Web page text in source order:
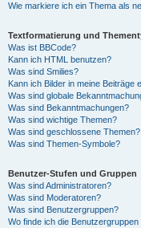
Wie markiere ich ein Thema als
Textformatierung und
Was ist BBCode?
Kann ich HTML benutzen?
Was sind Smilies?
Kann ich Bilder in meine Beiträge
Was sind globale
Was sind Bekanntmachungen?
Was sind wichtige Themen?
Was sind geschlossene Themen?
Was sind Themen-Symbole?
Benutzer-Stufen und Gruppen
Was sind Administratoren?
Was sind Moderatoren?
Was sind Benutzergruppen?
Wo finde ich die